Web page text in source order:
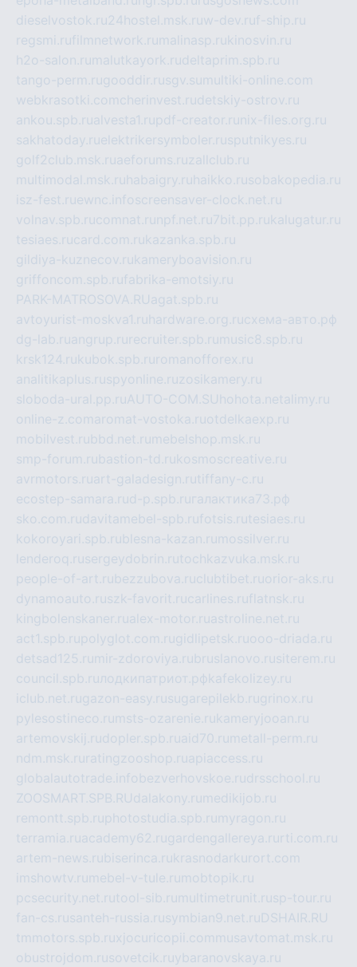
dieselvostok.ru24hostel.msk.ruw-dev.ruf-ship.ru
regsmi.rufilmnetwork.ru malinasp.rukinosvin.ru
h2o-salon.ru malutkayork.rudeltaprim.spb.ru
tango-perm.rugooddir.rusgv.su multiki-online.com
webkrasotki.comcherinvest.rudetskiy-ostrov.ru
ankou.spb.rualvesta1.rupdf-creator.ru nix-files.org.ru
sakhatoday.ruelektrikersymboler.rusputnikyes.ru
golf2club.msk.ruaeforums.ruzallclub.ru
multimodal.msk.ru habaigry.ru haikko.rusobakopedia.ru
isz-fest.ruewnc.infoscreensaver-clock.net.ru
volnav.spb.rucomnat.ru npf.net.ru7bit.pp.rukalugatur.ru
tesiaes.rucard.com.rukazanka.spb.ru
gildiya-kuznecov.rukameryboavision.ru
griffoncom.spb.rufabrika-emotsiy.ru
PARK-MATROSOVA.RUagat.spb.ru
avtoyurist-moskva1.ru hardware.org.ruсхема-авто.рф
dg-lab.ruangrup.ru recruiter.spb.ru music8.spb.ru
krsk124.rukubok.spb.ru romanofforex.ru
analitikaplus.ruspyonline.ruzosikamery.ru
sloboda-ural.pp.ruAUTO-COM.SU hohota.netalimy.ru
online-z.comaromat-vostoka.ruotdelkaexp.ru
mobilvest.rubbd.net.ru mebelshop.msk.ru
smp-forum.rubastion-td.rukosmoscreative.ru
avrmotors.ruart-galadesign.rutiffany-c.ru
ecostep-samara.rud-p.spb.ru галактика73.рф
sko.com.rudavitamebel-spb.rufotsis.rutesiaes.ru
kokoroyari.spb.rublesna-kazan.ru mossilver.ru
lenderoq.rusergeydobrin.rutochkazvuka.msk.ru
people-of-art.rubezzubova.ruclubtibet.ruorior-aks.ru
dynamoauto.ruszk-favorit.rucarlines.ruflatnsk.ru
kingbolenskaner.rualex-motor.ruastroline.net.ru
act1.spb.rupolyglot.com.rugidlipetsk.ruooo-driada.ru
detsad125.ru mir-zdoroviya.rubruslanovo.rusiterem.ru
council.spb.ruлодкипатриот.рфkafekolizey.ru
iclub.net.rugazon-easy.rusugarepilekb.rugrinox.ru
pylesostineco.ru msts-ozarenie.rukameryjooan.ru
artemovskij.rudopler.spb.ruaid70.ru metall-perm.ru
ndm.msk.ru ratingzooshop.ruapiaccess.ru
globalautotrade.info bezverhovskoe.rudrsschool.ru
ZOOSMART.SPB.RUdalakony.ru medikijob.ru
remontt.spb.ruphotostudia.spb.ru myragon.ru
terramia.ruacademy62.rugardengallereya.ru rti.com.ru
artem-news.rubiserinca.rukrasnodarkurort.com
imshowtv.ru mebel-v-tule.ru mobtopik.ru
pcsecurity.net.rutool-sib.ru multimetrunit.rusp-tour.ru
fan-cs.rusanteh-russia.rusymbian9.net.ruDSHAIR.RU
tmmotors.spb.ruxjocuricopii.com musavtomat.msk.ru
obustrojdom.rusovetcik.ruybaranovskaya.ru